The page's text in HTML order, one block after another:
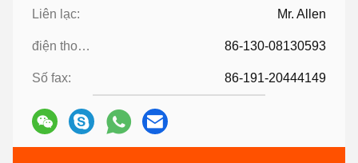
Liên lạc: Mr. Allen
điện thoại: 86-130-08130593
Số fax: 86-191-20444149